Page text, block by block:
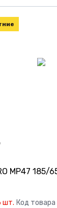
MP47 185/
шт. Код